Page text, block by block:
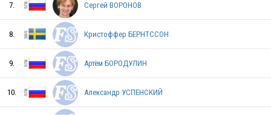
EST
HUN
USA
7. Сергей ВОРОНОВ
8. Кристоффер БЕРНТССОН
9. Артём БОРОДУЛИН
10. Александр УСПЕНСКИЙ